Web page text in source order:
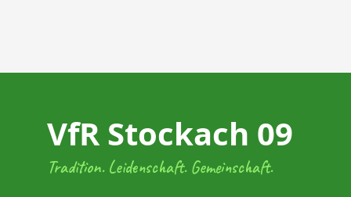
VfR Stockach 09
Tradition. Leidenschaft. Gemeinschaft.